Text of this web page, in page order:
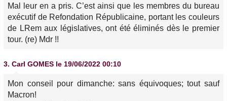
Mal leur en a pris. C’est ainsi que les membres du bureau
exécutif de Refondation Républicaine, portant les couleurs
de LRem aux législatives, ont été éliminés dès le premier
tour. (re) Mdr !!
3. Carl GOMES le 19/06/2022 00:10
Mon conseil pour dimanche: sans équivoques; tout sauf
Macron!